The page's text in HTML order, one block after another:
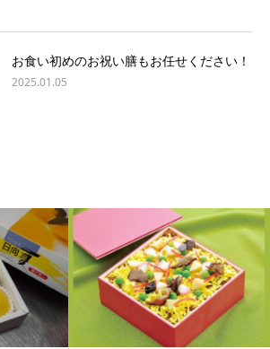
お食い初めのお祝い膳もお任せください！
2025.01.05